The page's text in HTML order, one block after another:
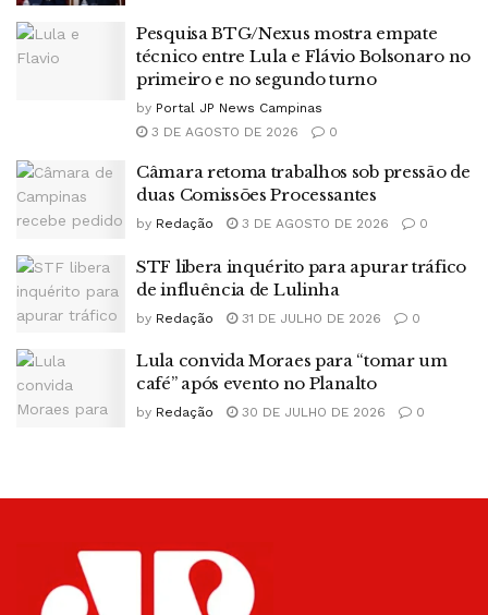
Pesquisa BTG/Nexus mostra empate
técnico entre Lula e Flávio Bolsonaro no
primeiro e no segundo turno
by Portal JP News Campinas
3 DE AGOSTO DE 2026
0
Câmara retoma trabalhos sob pressão de
duas Comissões Processantes
by Redação 3 DE AGOSTO DE 2026 0
STF libera inquérito para apurar tráfico
de influência de Lulinha
by Redação 31 DE JULHO DE 2026 0
Lula convida Moraes para “tomar um
café” após evento no Planalto
by Redação 30 DE JULHO DE 2026 0